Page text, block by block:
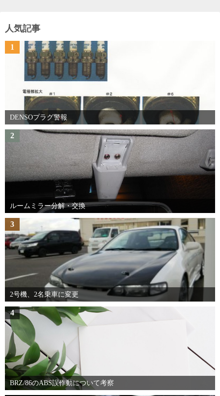
人気記事
1
DENSOプラグ警報
2
ルームミラー分解・交換
3
2号機、2名乗車に変更
4
BRZ/86のABS誤作動について考察